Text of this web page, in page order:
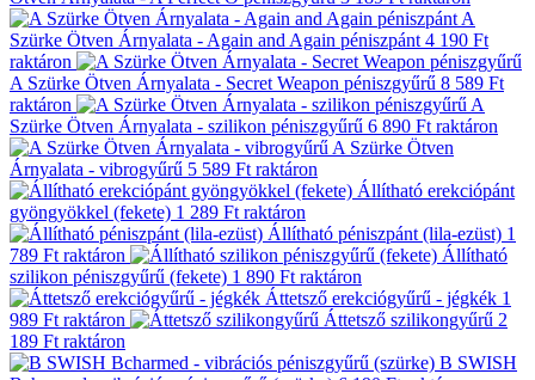
A
Szürke Ötven Árnyalata - Again and Again péniszpánt 4 190 Ft
raktáron
A Szürke Ötven Árnyalata - Secret Weapon péniszgyűrű 8 589 Ft
raktáron
A
Szürke Ötven Árnyalata - szilikon péniszgyűrű 6 890 Ft raktáron
A Szürke Ötven
Árnyalata - vibrogyűrű 5 589 Ft raktáron
Állítható erekciópánt
gyöngyökkel (fekete) 1 289 Ft raktáron
Állítható péniszpánt (lila-ezüst) 1
789 Ft raktáron
Állítható
szilikon péniszgyűrű (fekete) 1 890 Ft raktáron
Áttetsző erekciógyűrű - jégkék 1
989 Ft raktáron Áttetsző szilikongyűrű 2
189 Ft raktáron
B SWISH